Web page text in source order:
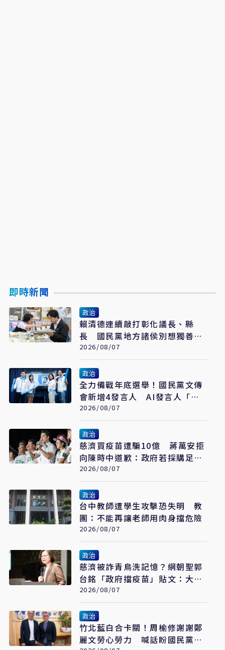
即時新聞
政治
賴清德連續敲打彰化議長、縣
長 國民黨地方諸侯別想獨善其
身
2026/08/07
政治
全力備戰年底選舉！國民黨文傳
會新增4發言人 AI發言人「鄭
小文」亮相
2026/08/07
政治
慈濟買疫苗遭騙10億 蔣萬安拒
向陳時中道歉：政府若採購足夠
疫苗不需民間出力
2026/08/07
政治
台中教師遭學生攻擊恐失明 教
團：不能再讓老師用肉身擋危險
2026/08/07
政治
慈濟被詐青鳥洗記憶？網朝聖郭
台銘「政府擋疫苗」貼文：大小
姐說不要買
2026/08/07
政治
竹北藍白合卡關！周榆修謝謝鄭
麗文勞心勞力 喊話盼國民黨說